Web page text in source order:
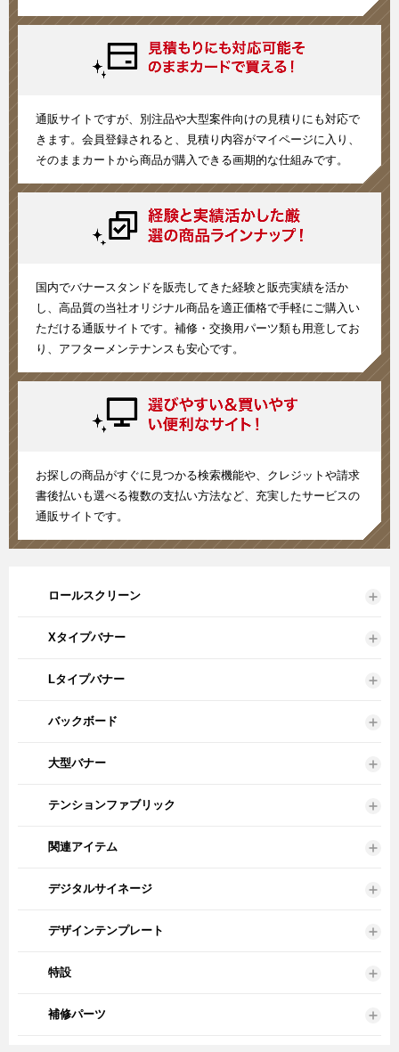
通販サイトですが、別注品や大型案件向けの見積りにも対応で
きます。会員登録されると、見積り内容がマイページに入り、
そのままカートから商品が購入できる画期的な仕組みです。
国内でバナースタンドを販売してきた経験と販売実績を活か
し、高品質の当社オリジナル商品を適正価格で手軽にご購入い
ただける通販サイトです。補修・交換用パーツ類も用意してお
り、アフターメンテナンスも安心です。
お探しの商品がすぐに見つかる検索機能や、クレジットや請求
書後払いも選べる複数の支払い方法など、充実したサービスの
通販サイトです。
ロールスクリーン
Xタイプバナー
Lタイプバナー
バックボード
大型バナー
テンションファブリック
関連アイテム
デジタルサイネージ
デザインテンプレート
特設
補修パーツ